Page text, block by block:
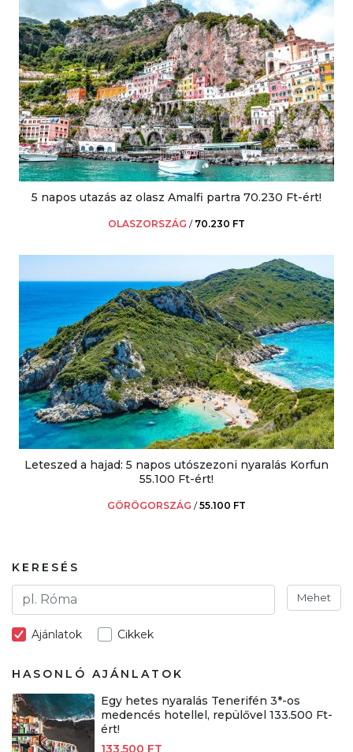
5 napos utazás az olasz Amalfi partra 70.230 Ft-ért!
OLASZORSZÁG / 70.230 FT
Leteszed a hajad: 5 napos utószezoni nyaralás Korfun
55.100 Ft-ért!
GÖRÖGORSZÁG /55.100 FT
KERESÉS
Mehet
Ajánlatok Cikkek
HASONLÓ AJÁNLATOK
Egy hetes nyaralás Tenerifén 3*-os
medencés hotellel, repülővel 133.500 Ft-
ért!
133.500 FT